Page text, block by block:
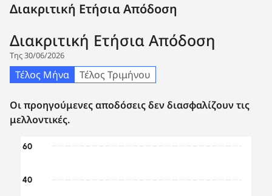
Διακριτική Ετήσια Απόδοση
Διακριτική Ετήσια Απόδοση
Της 30/06/2026
Τέλος Μήνα Τέλος Τριμήνου
Οι προηγούμενες αποδόσεις δεν διασφαλίζουν τις
μελλοντικές.
Chart
The chart has 1 X axis displaying categories.
40
60